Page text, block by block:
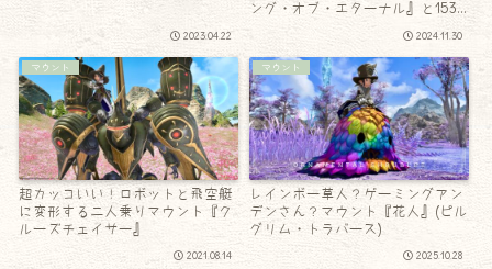
2023.04.22
ング・オブ・エターナル』と153
周の思い出！
2024.11.30
マウント
超カッコいい！ロボットと飛空艇
に変形する二人乗りマウント『ク
ルーズチェイサー』
2021.08.14
マウント
レインボー草人？ゲーミングアン
デンさん？マウント『花人』(ピル
グリム・トラバース)
2025.10.28